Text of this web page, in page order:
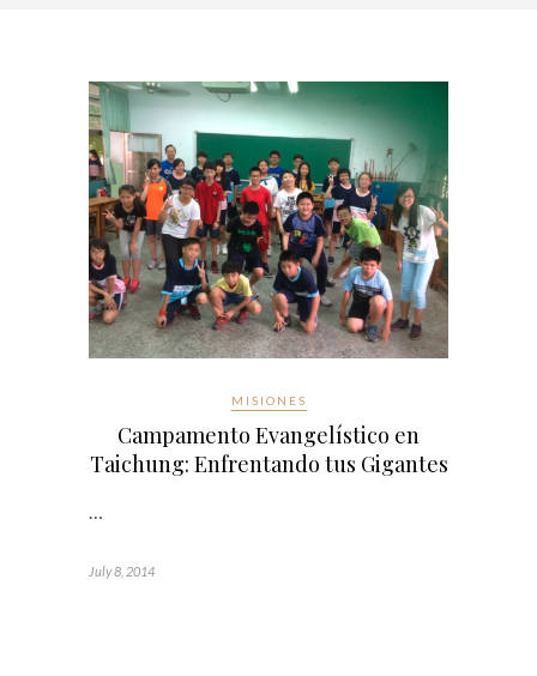
MISIONES
Campamento Evangelístico en
Taichung: Enfrentando tus Gigantes
July 8, 2014